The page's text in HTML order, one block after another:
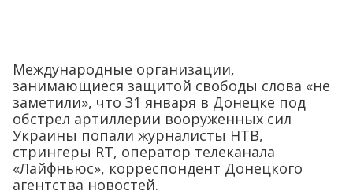
Международные организации,
занимающиеся защитой свободы слова «не
заметили», что 31 января в Донецке под
обстрел артиллерии вооруженных сил
Украины попали журналисты НТВ,
стрингеры RT, оператор телеканала
«Лайфньюс», корреспондент Донецкого
агентства новостей.